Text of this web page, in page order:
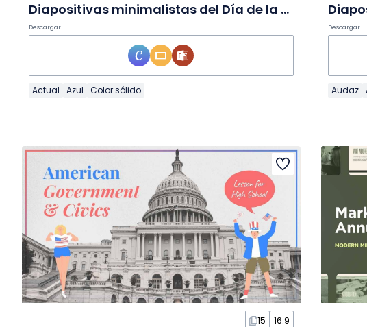
Diapositivas minimalistas del Día de la Constitución Española
Descargar
Actual Azul Color sólido
Descargar
Audaz
15 16:9